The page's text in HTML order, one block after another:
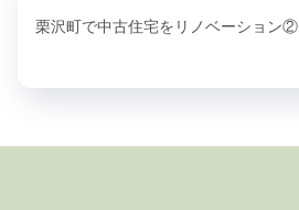
栗沢町で中古住宅をリノベーション②